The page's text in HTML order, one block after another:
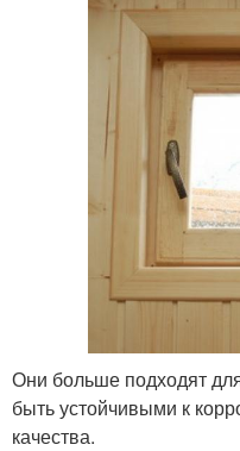
Они больше подходят
быть устойчивыми к
качества.